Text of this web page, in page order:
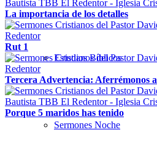
Estudios Bíblicos
Sermones Noche
La importancia de los detalles
Rut 1
Tercera Advertencia: Aferrémonos
Porque 5 maridos has tenido